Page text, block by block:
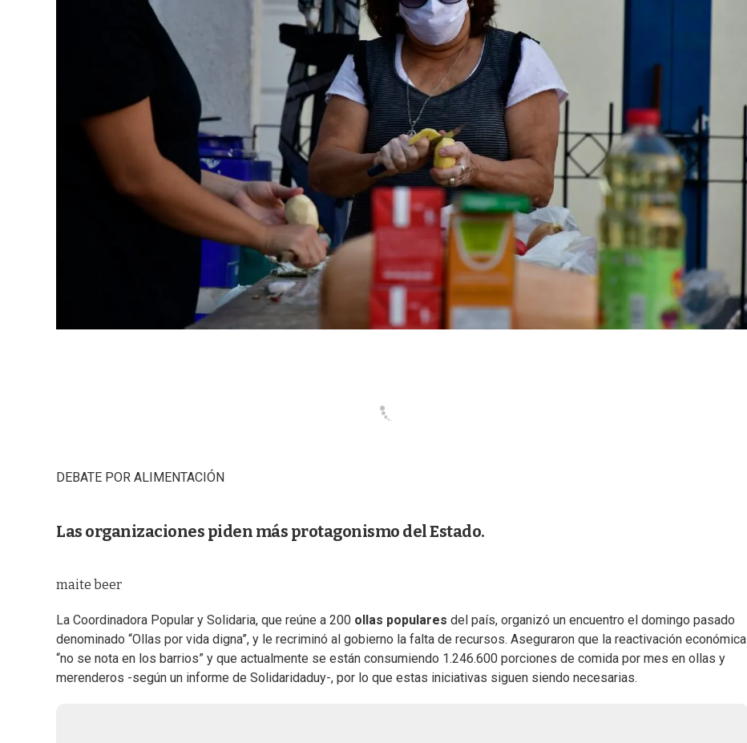
DEBATE POR ALIMENTACIÓN
Las organizaciones piden más protagonismo del Estado.
maite beer
La Coordinadora Popular y Solidaria, que reúne a 200 ollas populares del país, organizó un encuentro el domingo pasado
denominado “Ollas por vida digna”, y le recriminó al gobierno la falta de recursos. Aseguraron que la reactivación económica
“no se nota en los barrios” y que actualmente se están consumiendo 1.246.600 porciones de comida por mes en ollas y
merenderos -según un informe de Solidaridaduy-, por lo que estas iniciativas siguen siendo necesarias.